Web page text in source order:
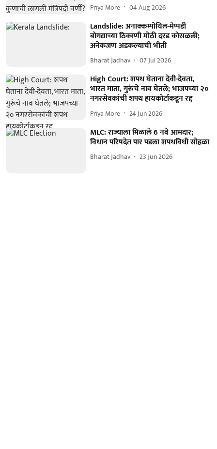
Priya More 04 Aug 2026
Landslide: अनाक्कम्पोयिल-मेप्पडी
बोगद्याच्या ठिकाणी मोठी दरड कोसळली;
अनेकजण अडकल्याची भीती
Bharat Jadhav 07 Jul 2026
High Court: शपथ घेताना देवी-देवता,
भारत माता, गुरूंचे नाव घेतले; भाजपच्या २०
नगरसेवकांची शपथ हायकोर्टाकडून रद्द
Priya More 24 Jun 2026
MLC: राज्याला मिळाले 6 नवे आमदार;
विधान परिषदेत पार पडला शपथविधी सोहळा
Bharat Jadhav 23 Jun 2026